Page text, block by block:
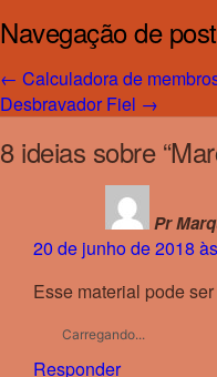
Navegação de
← Calculadora de
Desbravador Fiel →
8 ideias sobre “
Pr
20 de junho de 2018
Esse material pode
Carregando...
Responder